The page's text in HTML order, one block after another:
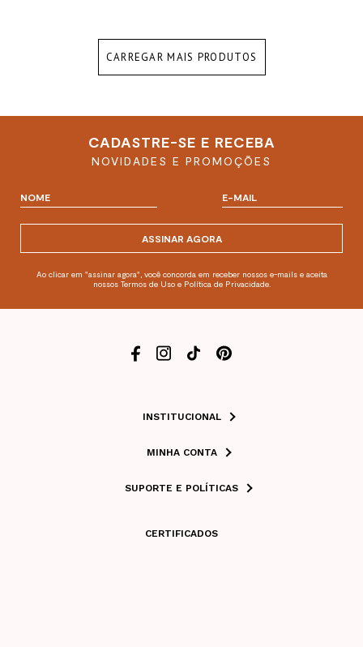
CARREGAR MAIS PRODUTOS
CADASTRE-SE E RECEBA
NOVIDADES E PROMOÇÕES
ASSINAR AGORA
Ao clicar em "assinar agora", você concorda em receber nossos e-mails e aceita
nossos Termos de Uso e Política de Privacidade.
INSTITUCIONAL
MINHA CONTA
SUPORTE E POLÍTICAS
CERTIFICADOS